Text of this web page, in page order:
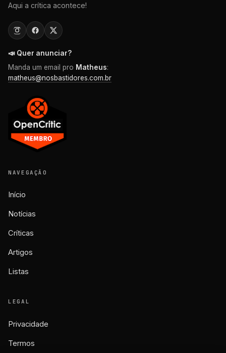
Aqui a crítica acontece!
📣 Quer anunciar?
Manda um email pro Matheus:
matheus@nosbastidores.com.br
NAVEGAÇÃO
Início
Notícias
Críticas
Artigos
Listas
LEGAL
Privacidade
Termos